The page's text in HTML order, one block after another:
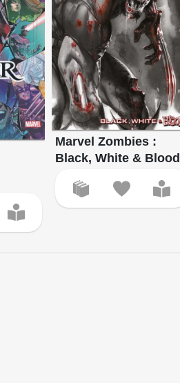
Marvel Zombies :
Black, White & Blood